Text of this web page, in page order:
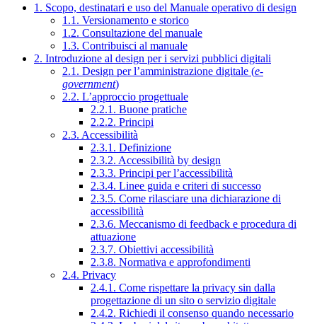
1. Scopo, destinatari e uso del Manuale operativo di design
1.1. Versionamento e storico
1.2. Consultazione del manuale
1.3. Contribuisci al manuale
2. Introduzione al design per i servizi pubblici digitali
2.1. Design per l’amministrazione digitale (e-
government)
2.2. L’approccio progettuale
2.2.1. Buone pratiche
2.2.2. Principi
2.3. Accessibilità
2.3.1. Definizione
2.3.2. Accessibilità by design
2.3.3. Principi per l’accessibilità
2.3.4. Linee guida e criteri di successo
2.3.5. Come rilasciare una dichiarazione di
accessibilità
2.3.6. Meccanismo di feedback e procedura di
attuazione
2.3.7. Obiettivi accessibilità
2.3.8. Normativa e approfondimenti
2.4. Privacy
2.4.1. Come rispettare la privacy sin dalla
progettazione di un sito o servizio digitale
2.4.2. Richiedi il consenso quando necessario